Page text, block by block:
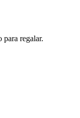
para regalar.